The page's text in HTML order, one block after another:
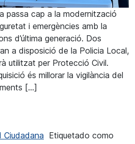
passa cap a la modernització
i emergències amb la
d’última generació. Dos
a disposició de la Policia Local,
utilitzat per Protecció Civil.
és millorar la vigilància del
[…]
Ciudadana Etiquetado como